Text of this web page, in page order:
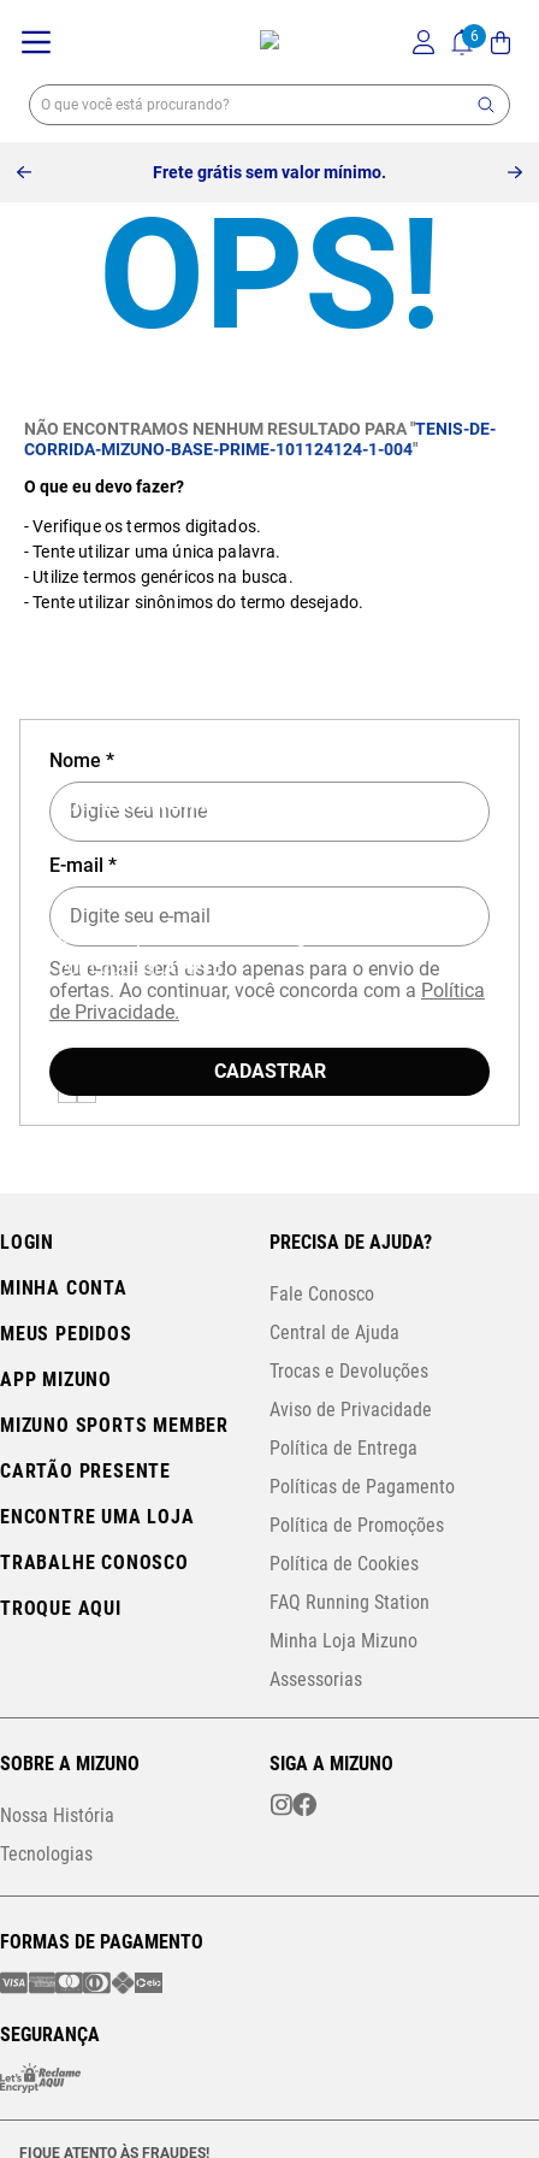
Frete grátis sem valor mínimo.
NÃO ENCONTRAMOS NENHUM RESULTADO PARA "TENIS-DE-
CORRIDA-MIZUNO-BASE-PRIME-101124124-1-004"
O que eu devo fazer?
Verifique os termos digitados.
Tente utilizar uma única palavra.
Utilize termos genéricos na busca.
Tente utilizar sinônimos do termo desejado.
EXPERIÊNCIA MIZUNO NO APP
Baixe o aplicativo Mizuno e garanta
com cupomAPP15.
Nome *
E-mail *
Seu e-mail será usado apenas para o envio de
ofertas. Ao continuar, você concorda com a Política
de Privacidade.
CADASTRAR
LOGIN
MINHA CONTA
MEUS PEDIDOS
APP MIZUNO
MIZUNO SPORTS MEMBER
CARTÃO PRESENTE
ENCONTRE UMA LOJA
TRABALHE CONOSCO
TROQUE AQUI
PRECISA DE AJUDA?
Fale Conosco
Central de Ajuda
Trocas e Devoluções
Aviso de Privacidade
Política de Entrega
Políticas de Pagamento
Política de Promoções
Política de Cookies
FAQ Running Station
Minha Loja Mizuno
Assessorias
SOBRE A MIZUNO
Nossa História
Tecnologias
SIGA A MIZUNO
FORMAS DE PAGAMENTO
SEGURANÇA
FIQUE ATENTO ÀS FRAUDES!